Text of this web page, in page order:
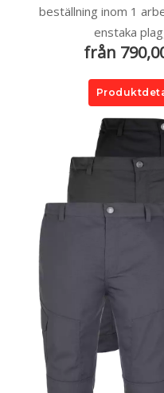
beställning inom 1
enstaka
från